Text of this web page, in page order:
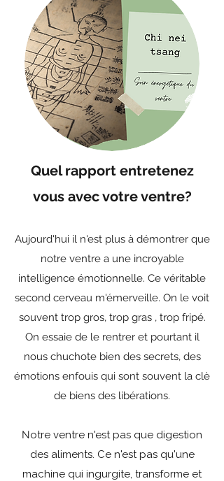
Quel rapport entretenez
vous avec votre ventre?​
Aujourd'hui il n'est plus à démontrer que
notre ventre a une incroyable
intelligence émotionnelle. Ce véritable
second cerveau m'émerveille. On le voit
souvent trop gros, trop gras , trop fripé.
On essaie de le rentrer et pourtant il
nous chuchote bien des secrets, des
émotions enfouis qui sont souvent la clè
de biens des libérations.
Notre ventre n'est pas que digestion
des aliments. Ce n'est pas qu'une
machine qui ingurgite, transforme et